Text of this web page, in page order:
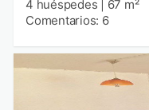
4 huéspedes
67 m²
Comentarios: 6